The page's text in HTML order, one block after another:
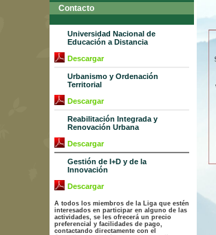
Contacto
Universidad Nacional de
Educación a Distancia
Descargar
Urbanismo y Ordenación
Territorial
Descargar
Reabilitación Integrada y
Renovación Urbana
Descargar
Gestión de I+D y de la
Innovación
Descargar
A todos los miembros de la Liga que estén
interesados en participar en alguno de las
actividades, se les ofrecerá un precio
preferencial y facilidades de pago,
contactando directamente con el